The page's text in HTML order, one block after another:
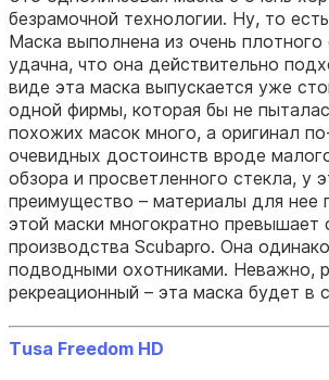
безрамочной технологии. Ну, то
Маска выполнена из очень
удачна, что она действительно
виде эта маска выпускается уже
одной фирмы, которая бы не
похожих масок много, а оригинал
очевидных достоинств вроде
обзора и просветленного стекла, у
преимущество – материалы для
этой маски многократно
производства Scubapro. Она
подводными охотниками. Неважно,
рекреационный – эта маска будет в
Tusa Freedom HD